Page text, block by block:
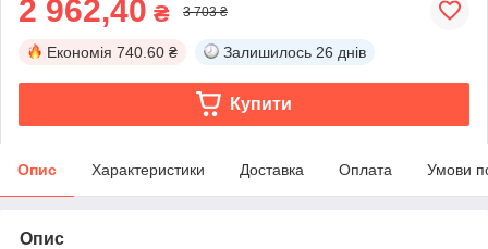
2 962,40 ₴ 3 703 ₴
Економія 740.60 ₴ Залишилось 26 днів
Купити
Опис Характеристики Доставка Оплата Умови
Опис